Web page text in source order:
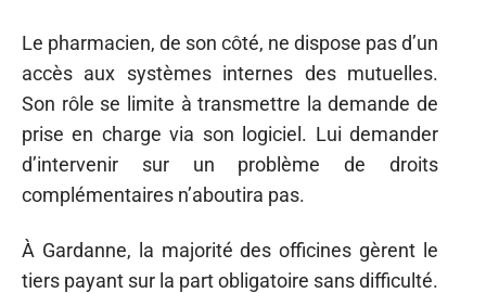
Le pharmacien, de son côté, ne dispose pas d’un
accès aux systèmes internes des mutuelles.
Son rôle se limite à transmettre la demande de
prise en charge via son logiciel. Lui demander
d’intervenir sur un problème de droits
complémentaires n’aboutira pas.
À Gardanne, la majorité des officines gèrent le
tiers payant sur la part obligatoire sans difficulté.